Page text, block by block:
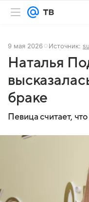
9 мая 2026 Источник:
Наталья
браке
Певица считает,